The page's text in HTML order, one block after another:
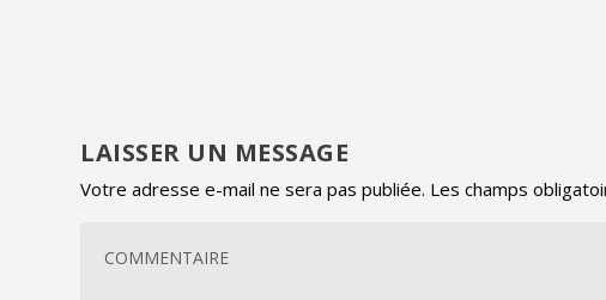
LAISSER UN MESSAGE
Votre adresse e-mail ne sera pas publiée. Les champs